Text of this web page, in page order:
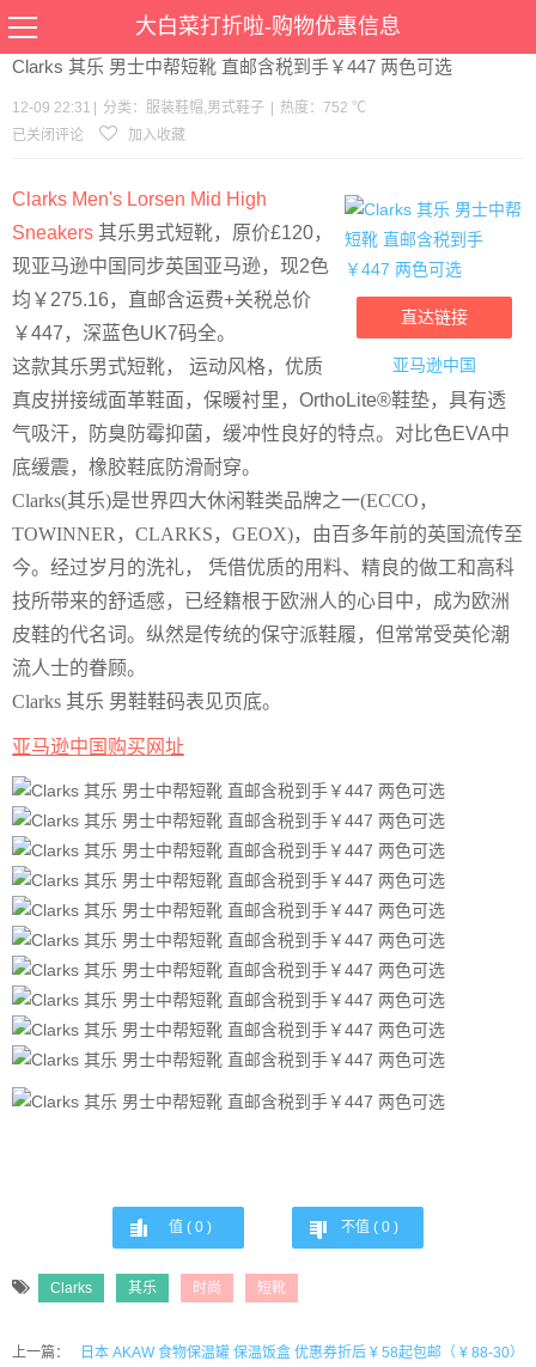
大白菜打折啦-购物优惠信息
当前位置： 优惠>服装鞋帽男式鞋子>文章详情
Clarks 其乐 男士中帮短靴 直邮含税到手￥447 两色可选
12-09 22:31 分类： 服装鞋帽,男式鞋子
热度：752 ℃
已关闭评论
加入收藏
直达链接
亚马逊中国
Clarks Men's Lorsen Mid High
Sneakers 其乐男式短靴，原价£120，
现亚马逊中国同步英国亚马逊，现2色
均￥275.16，直邮含运费+关税总价
￥447，深蓝色UK7码全。
这款其乐男式短靴， 运动风格，优质
真皮拼接绒面革鞋面，保暖衬里， OrthoLite®鞋垫，具有透
气吸汗，防臭防霉抑菌，缓冲性良好的特点。对比色EVA中
底缓震，橡胶鞋底防滑耐穿。
Clarks(其乐)是世界四大休闲鞋类品牌之一(ECCO，
TOWINNER，CLARKS，GEOX)，由百多年前的英国流传至
今。经过岁月的洗礼， 凭借优质的用料、精良的做工和高科
技所带来的舒适感，已经籍根于欧洲人的心目中，成为欧洲
皮鞋的代名词。纵然是传统的保守派鞋履，但常常受英伦潮
流人士的眷顾。
Clarks 其乐 男鞋鞋码表见页底。
亚马逊中国购买网址
值 ( 0 ) 不值 ( 0 )
Clarks 其乐 时尚 短靴
上一篇：
日本 AKAW 食物保温罐 保温饭盒 优惠券折后 ¥ 58起包邮（ ¥ 88-30）